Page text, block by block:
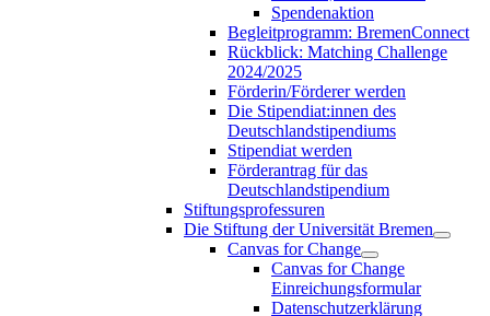
Spendenaktion
Begleitprogramm: BremenConnect
Rückblick: Matching Challenge
2024/2025
Förderin/Förderer werden
Die Stipendiat:innen des
Deutschlandstipendiums
Stipendiat werden
Förderantrag für das
Deutschlandstipendium
Stiftungsprofessuren
Die Stiftung der Universität Bremen
Canvas for Change
Canvas for Change
Einreichungsformular
Datenschutzerklärung